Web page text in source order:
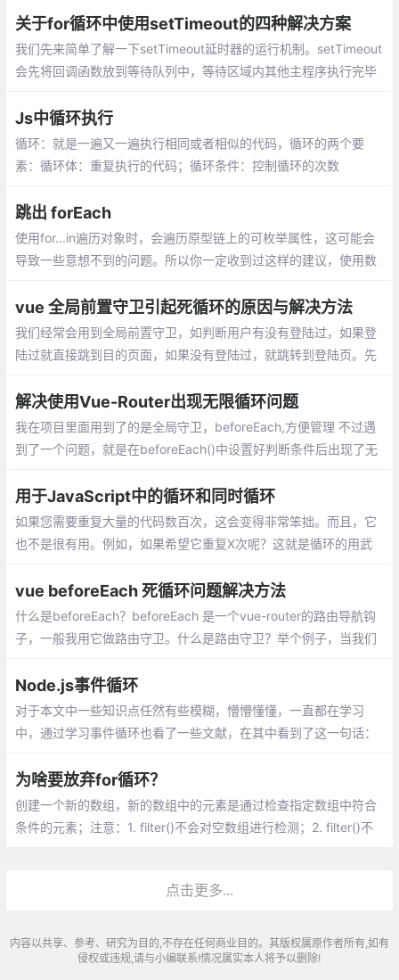
关于for循环中使用setTimeout的四种解决方案
我们先来简单了解一下setTimeout延时器的运行机制。setTimeout
会先将回调函数放到等待队列中，等待区域内其他主程序执行完毕
Js中循环执行
循环：就是一遍又一遍执行相同或者相似的代码，循环的两个要
素：循环体：重复执行的代码；循环条件：控制循环的次数
跳出 forEach
使用for...in遍历对象时，会遍历原型链上的可枚举属性，这可能会
导致一些意想不到的问题。所以你一定收到过这样的建议，使用数
中跳出循环的变通之法
vue 全局前置守卫引起死循环的原因与解决方法
我们经常会用到全局前置守卫，如判断用户有没有登陆过，如果登
陆过就直接跳到目的页面，如果没有登陆过，就跳转到登陆页。先
解决使用Vue-Router出现无限循环问题
我在项目里面用到了的是全局守卫，beforeEach,方便管理 不过遇
到了一个问题，就是在beforeEach()中设置好判断条件后出现了无
用于JavaScript中的循环和同时循环
如果您需要重复大量的代码数百次，这会变得非常笨拙。而且，它
也不是很有用。例如，如果希望它重复X次呢？这就是循环的用武
vue beforeEach 死循环问题解决方法
什么是beforeEach？beforeEach 是一个vue-router的路由导航钩
子，一般我用它做路由守卫。什么是路由守卫？举个例子，当我们
Node.js事件循环
对于本文中一些知识点任然有些模糊，懵懵懂懂，一直都在学习
中，通过学习事件循环也看了一些文献，在其中看到了这一句话：
循环很有帮助。
为啥要放弃for循环？
创建一个新的数组，新的数组中的元素是通过检查指定数组中符合
条件的元素；注意：1. filter()不会对空数组进行检测；2. filter()不
点击更多...
内容以共享、参考、研究为目的,不存在任何商业目的。其版权属原作者所有,如有
侵权或违规,请与小编联系!情况属实本人将予以删除!